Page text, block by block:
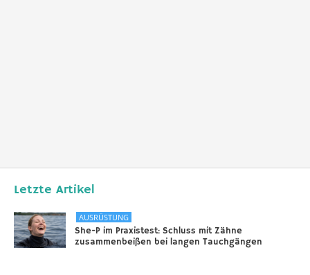
Letzte Artikel
AUSRÜSTUNG
She-P im Praxistest: Schluss mit Zähne
zusammenbeißen bei langen Tauchgängen